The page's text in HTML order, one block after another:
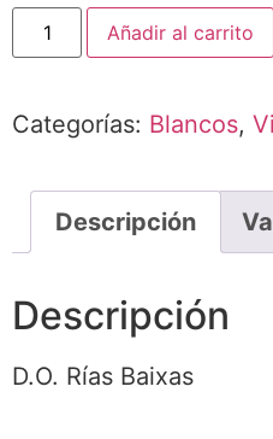
Añadir al carrito
Categorías: Blancos,
Descripción
Descripción
D.O. Rías Baixas